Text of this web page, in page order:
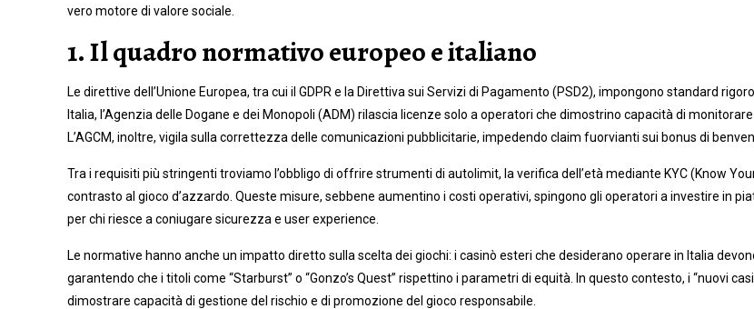
vero motore di valore sociale.
1. Il quadro normativo europeo e italiano
Le direttive dell’Unione Europea, tra cui il GDPR e la Direttiva sui Servizi di Pagamento (PSD2), impongono standard
Italia, l’Agenzia delle Dogane e dei Monopoli (ADM) rilascia licenze solo a operatori che dimostrino capacità di
L’AGCM, inoltre, vigila sulla correttezza delle comunicazioni pubblicitarie, impedendo claim fuorvianti sui bonus di
Tra i requisiti più stringenti troviamo l’obbligo di offrire strumenti di autolimit, la verifica dell’età mediante KYC (Know
contrasto al gioco d’azzardo. Queste misure, sebbene aumentino i costi operativi, spingono gli operatori a investire in
per chi riesce a coniugare sicurezza e user experience.
Le normative hanno anche un impatto diretto sulla scelta dei giochi: i casinò esteri che desiderano operare in Italia
garantendo che i titoli come “Starburst” o “Gonzo’s Quest” rispettino i parametri di equità. In questo contesto, i “nuovi
dimostrare capacità di gestione del rischio e di promozione del gioco responsabile.